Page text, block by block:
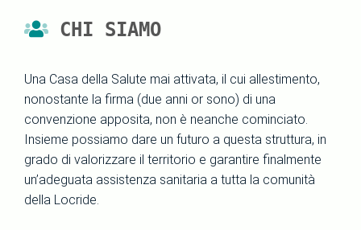
CHI SIAMO
Una Casa della Salute mai attivata, il cui allestimento,
nonostante la firma (due anni or sono) di una
convenzione apposita, non è neanche cominciato.
Insieme possiamo dare un futuro a questa struttura, in
grado di valorizzare il territorio e garantire finalmente
un’adeguata assistenza sanitaria a tutta la comunità
della Locride.